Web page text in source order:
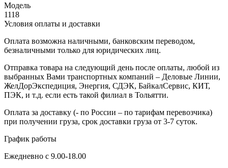
Модель
1118
Условия оплаты и доставки
Оплата возможна наличными, банковским переводом,
безналичными только для юридических лиц.
Отправка товара на следующий день после оплаты, любой из
выбранных Вами транспортных компаний – Деловые Линии,
ЖелДорЭкспедиция, Энергия, СДЭК, БайкалСервис, КИТ,
ПЭК, и т.д. если есть такой филиал в Тольятти.
Оплата за доставку (- по России – по тарифам перевозчика)
при получении груза, срок доставки груза от 3-7 суток.
График работы
Ежедневно с 9.00-18.00